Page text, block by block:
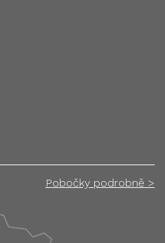
Pobočky podrobně >